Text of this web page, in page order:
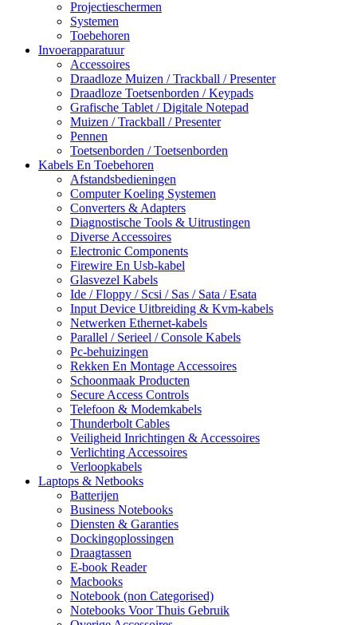
Projectieschermen
Systemen
Toebehoren
Invoerapparatuur
Accessoires
Draadloze Muizen / Trackball / Presenter
Draadloze Toetsenborden / Keypads
Grafische Tablet / Digitale Notepad
Muizen / Trackball / Presenter
Pennen
Toetsenborden / Toetsenborden
Kabels En Toebehoren
Afstandsbedieningen
Computer Koeling Systemen
Converters & Adapters
Diagnostische Tools & Uitrustingen
Diverse Accessoires
Electronic Components
Firewire En Usb-kabel
Glasvezel Kabels
Ide / Floppy / Scsi / Sas / Sata / Esata
Input Device Uitbreiding & Kvm-kabels
Netwerken Ethernet-kabels
Parallel / Serieel / Console Kabels
Pc-behuizingen
Rekken En Montage Accessoires
Schoonmaak Producten
Secure Access Controls
Telefoon & Modemkabels
Thunderbolt Cables
Veiligheid Inrichtingen & Accessoires
Verlichting Accessoires
Verloopkabels
Laptops & Netbooks
Batterijen
Business Notebooks
Diensten & Garanties
Dockingoplossingen
Draagtassen
E-book Reader
Macbooks
Notebook (non Categorised)
Notebooks Voor Thuis Gebruik